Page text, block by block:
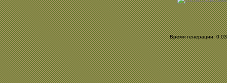
Время генерации: